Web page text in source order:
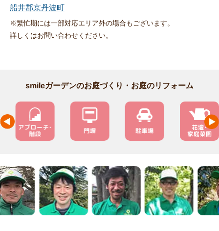
船井郡京丹波町
※繁忙期には一部対応エリア外の場合もございます。
詳しくはお問い合わせください。
smileガーデンのお庭づくり・お庭のリフォーム